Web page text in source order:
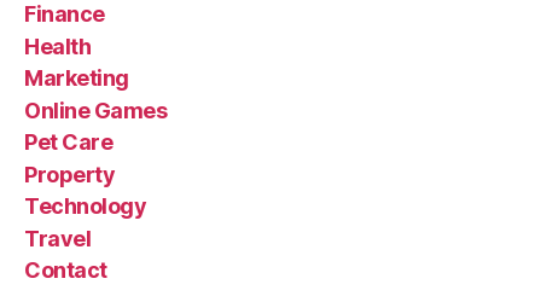
Finance
Health
Marketing
Online Games
Pet Care
Property
Technology
Travel
Contact